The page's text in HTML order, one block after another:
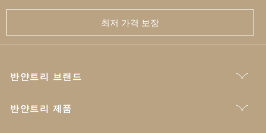
최저 가격 보장
반얀트리 브랜드
반얀트리 제품